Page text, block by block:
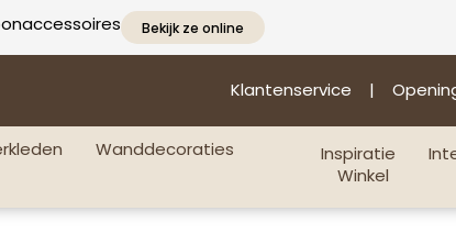
Bekijk ze online
Klantenservice |
Wanddecoraties
Inspiratie
Winkel